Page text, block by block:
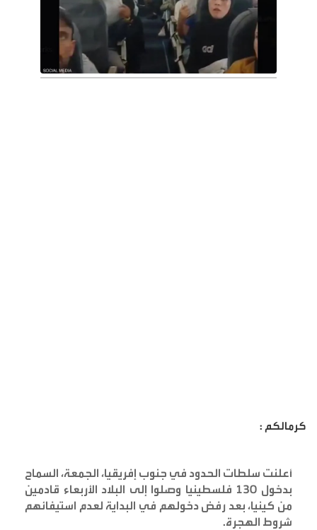
كرمالكم :
أعلنت سلطات الحدود في جنوب إفريقيا، الجمعة، السماح
بدخول 130 فلسطينيا وصلوا إلى البلاد الأربعاء قادمين
من كينيا، بعد رفض دخولهم في البداية لعدم استيفائهم
شروط الهجرة.